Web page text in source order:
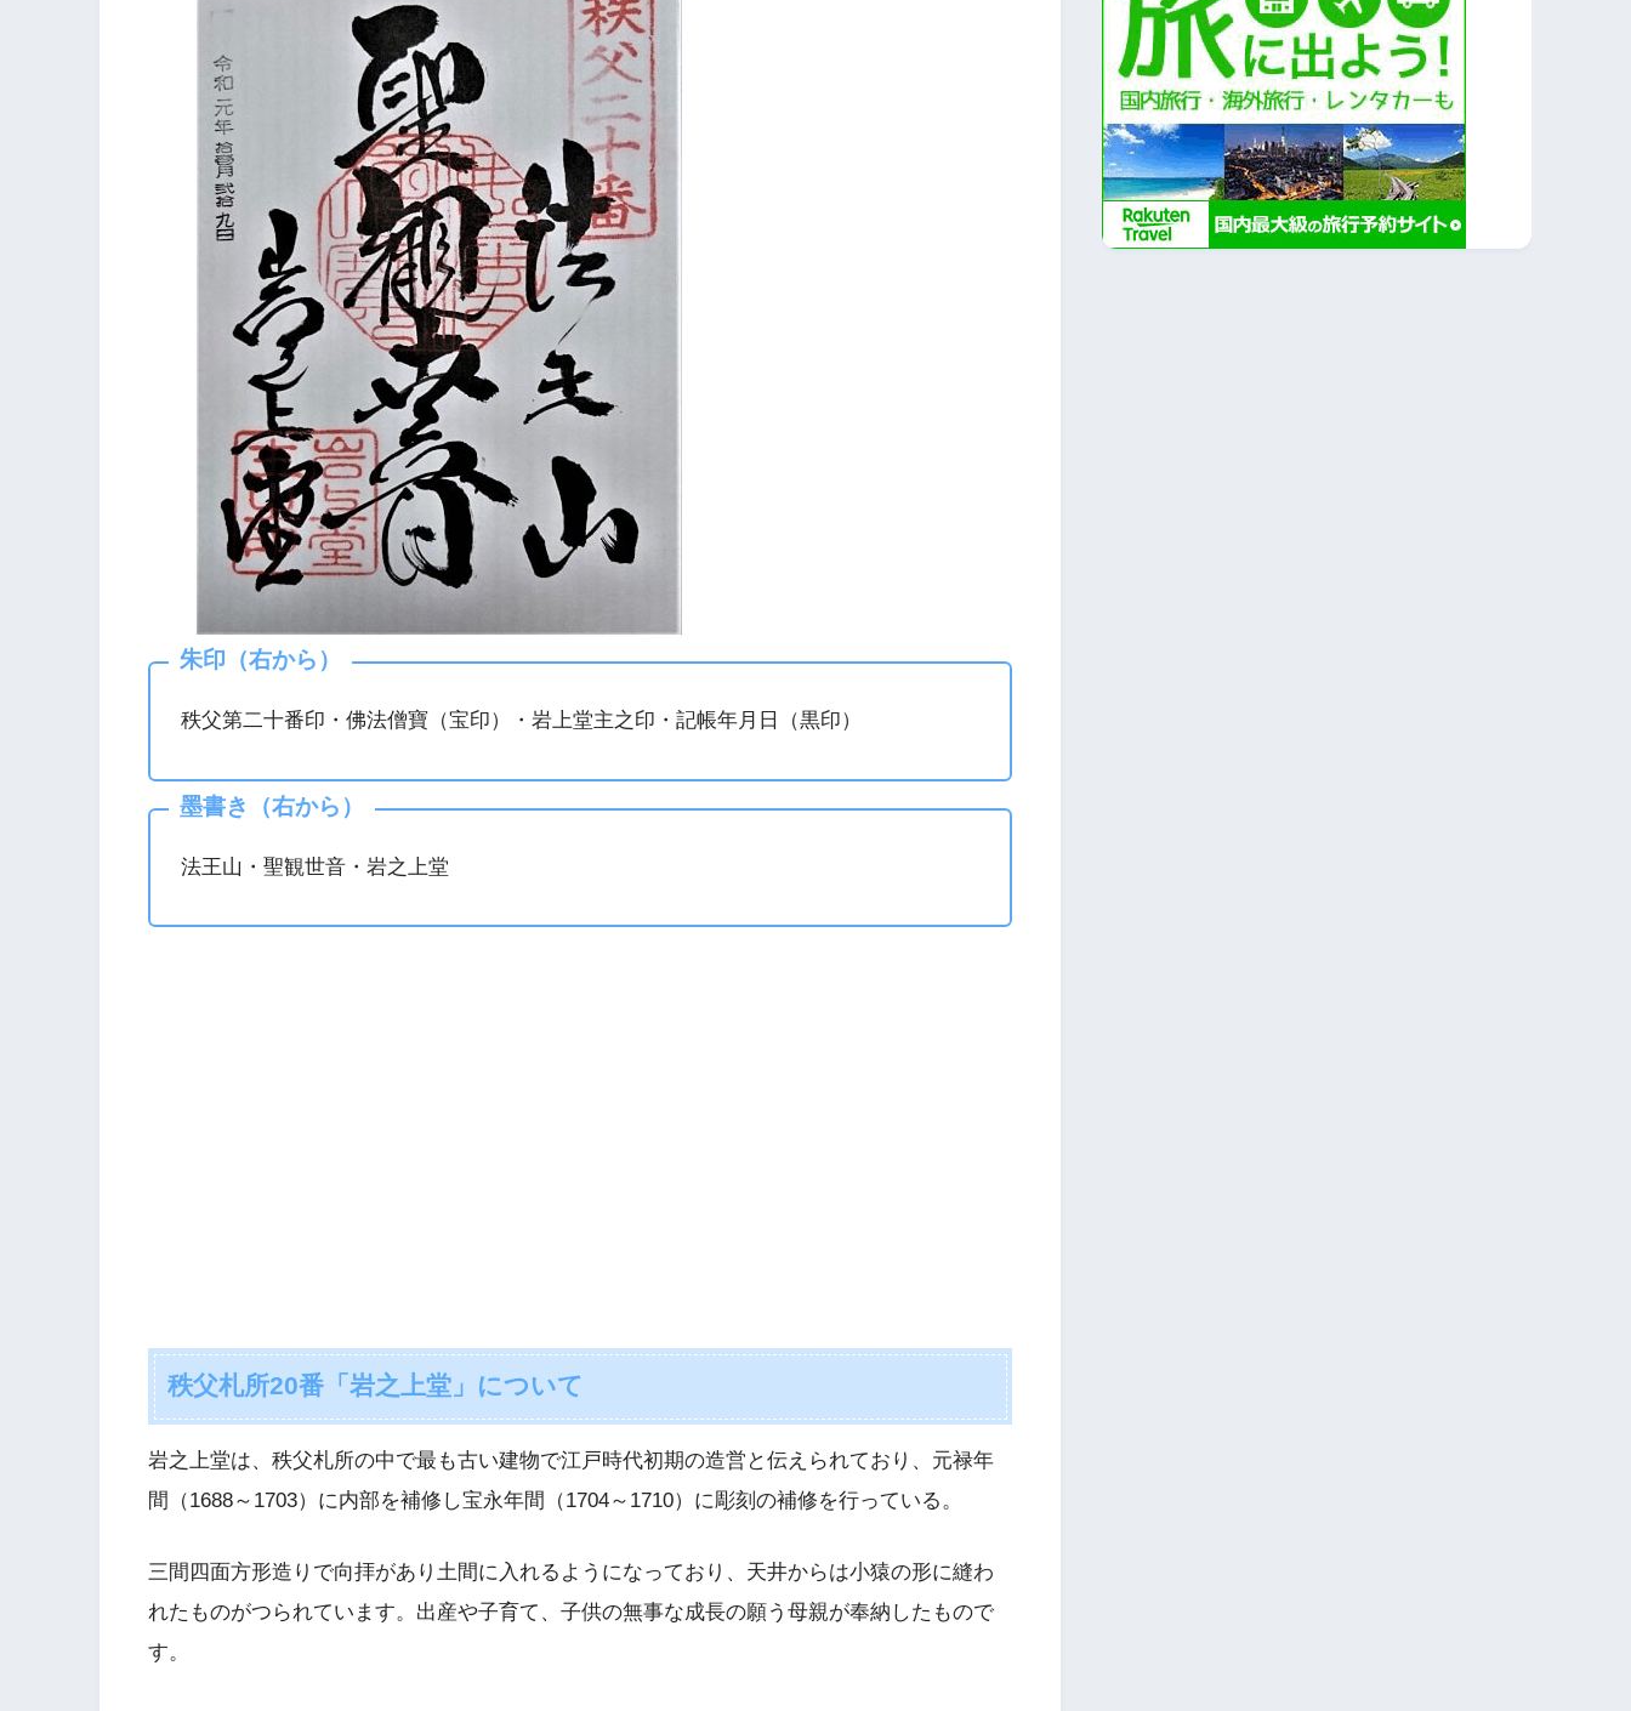
朱印（右から）
秩父第二十番印・佛法僧寶（宝印）・岩上堂主之印・記帳年月日（黒印）
墨書き（右から）
法王山・聖観世音・岩之上堂
秩父札所20番「岩之上堂」について
岩之上堂は、秩父札所の中で最も古い建物で江戸時代初期の造営と伝えられており、元禄年
間（1688～1703）に内部を補修し宝永年間（1704～1710）に彫刻の補修を行っている。
三間四面方形造りで向拝があり土間に入れるようになっており、天井からは小猿の形に縫わ
れたものがつられています。出産や子育て、子供の無事な成長の願う母親が奉納したもので
す。